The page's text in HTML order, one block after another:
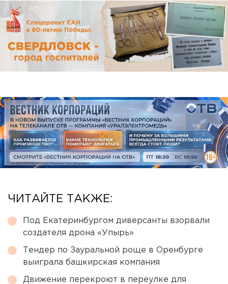
ЧИТАЙТЕ ТАКЖЕ:
Под Екатеринбургом диверсанты взорвали
создателя дрона «Упырь»
Тендер по Зауральной роще в Оренбурге
выиграла башкирская компания
Движение перекроют в переулке для